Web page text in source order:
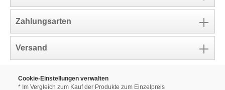
Zahlungsarten
Versand
Cookie-Einstellungen verwalten
* Im Vergleich zum Kauf der Produkte zum Einzelpreis